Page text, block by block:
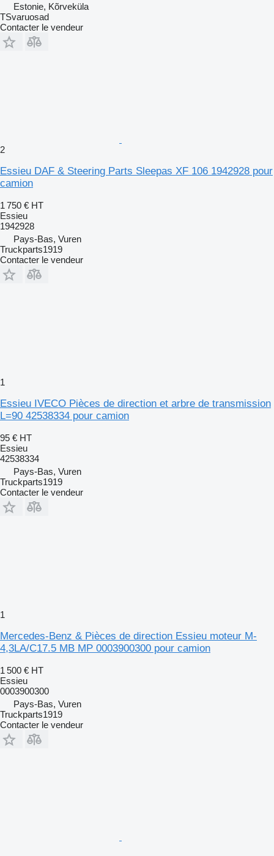
Estonie, Kõrveküla
TSvaruosad
Contacter le vendeur
2
Essieu DAF & Steering Parts Sleepas XF 106 1942928 pour
camion
1 750 € HT
Essieu
1942928
Pays-Bas, Vuren
Truckparts1919
Contacter le vendeur
1
Essieu IVECO Pièces de direction et arbre de transmission
L=90 42538334 pour camion
95 € HT
Essieu
42538334
Pays-Bas, Vuren
Truckparts1919
Contacter le vendeur
1
Mercedes-Benz & Pièces de direction Essieu moteur M-
4,3LA/C17.5 MB MP 0003900300 pour camion
1 500 € HT
Essieu
0003900300
Pays-Bas, Vuren
Truckparts1919
Contacter le vendeur